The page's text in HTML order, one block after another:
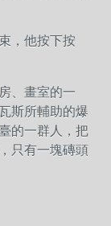
，他按下按
、畫室的一
斯所輔助的爆
的一群人，把
只有一塊磚頭